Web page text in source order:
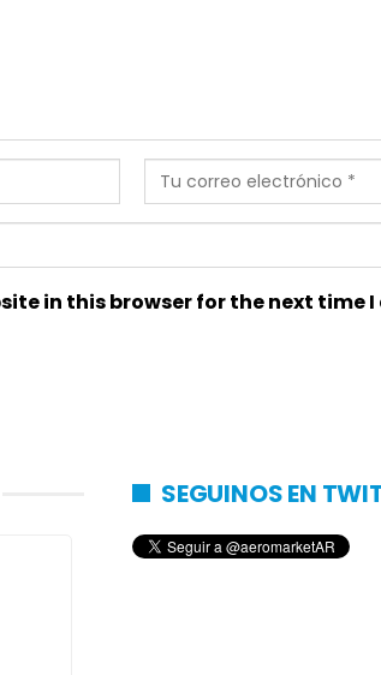
in this browser for the next time
SEGUINOS EN